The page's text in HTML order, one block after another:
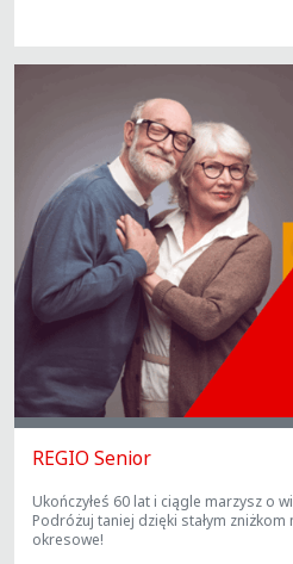
REGIO Senior
Ukończyłeś 60 lat i ciągle marzysz o
Podróżuj taniej dzięki stałym
okresowe!